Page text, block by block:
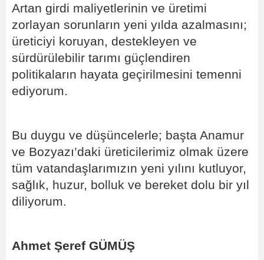
Artan girdi maliyetlerinin ve üretimi
zorlayan sorunların yeni yılda azalmasını;
üreticiyi koruyan, destekleyen ve
sürdürülebilir tarımı güçlendiren
politikaların hayata geçirilmesini temenni
ediyorum.
Bu duygu ve düşüncelerle; başta Anamur
ve Bozyazı’daki üreticilerimiz olmak üzere
tüm vatandaşlarımızın yeni yılını kutluyor,
sağlık, huzur, bolluk ve bereket dolu bir yıl
diliyorum.
Ahmet Şeref GÜMÜŞ